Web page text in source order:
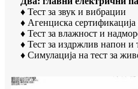
♦ Тест за звук и вибрации
♦ Агенциска
♦ Тест за влажност и
♦ Тест за издржлив напон и
♦ Симулација на тест за